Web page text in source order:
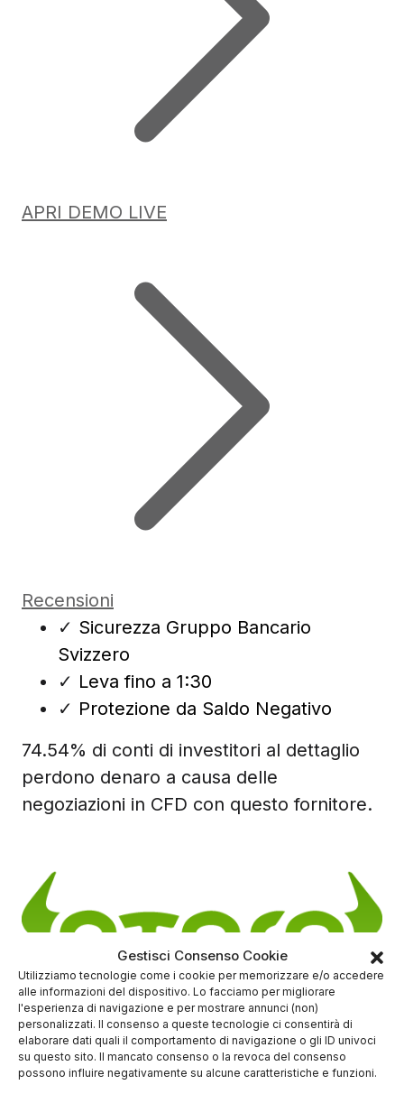
Gestisci Consenso Cookie
Utilizziamo tecnologie come i cookie per memorizzare e/o accedere
alle informazioni del dispositivo. Lo facciamo per migliorare
l'esperienza di navigazione e per mostrare annunci (non)
personalizzati. Il consenso a queste tecnologie ci consentirà di
elaborare dati quali il comportamento di navigazione o gli ID univoci
su questo sito. Il mancato consenso o la revoca del consenso
possono influire negativamente su alcune caratteristiche e funzioni.
APRI DEMO LIVE
Recensioni
✓ Sicurezza Gruppo Bancario
Svizzero
✓ Leva fino a 1:30
✓ Protezione da Saldo Negativo
74.54% di conti di investitori al dettaglio
perdono denaro a causa delle
negoziazioni in CFD con questo fornitore.
(5/5)
✓ Trading online ETF - CRYPTO - CFD
Deposito minimo 50$